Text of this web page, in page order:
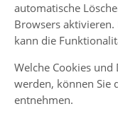
automatische
Browsers
kann die
Welche Cookies und
werden, können Sie
entnehmen.